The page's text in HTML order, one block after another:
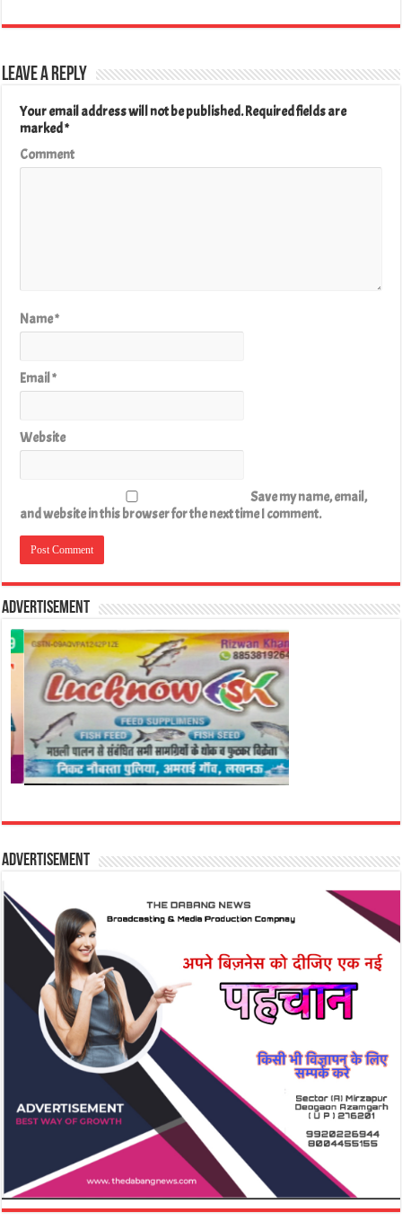
Leave a Reply
Your email address will not be published.Required fields are
marked*
Comment
Name*
Email*
Website
Save my name, email,
and website in this browser for the next time I comment.
Advertisement
Advertisement